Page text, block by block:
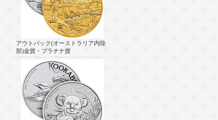
アウトバック(オーストラリア内陸
部)金貨・プラチナ貨